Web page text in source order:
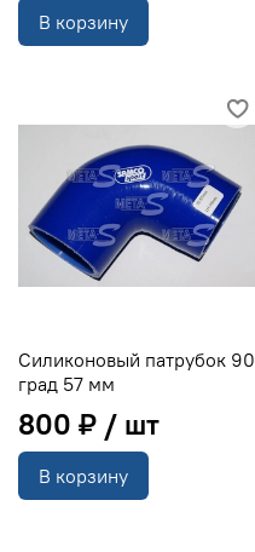
В корзину
Силиконовый патрубок 90
град 57 мм
800 ₽
В корзину